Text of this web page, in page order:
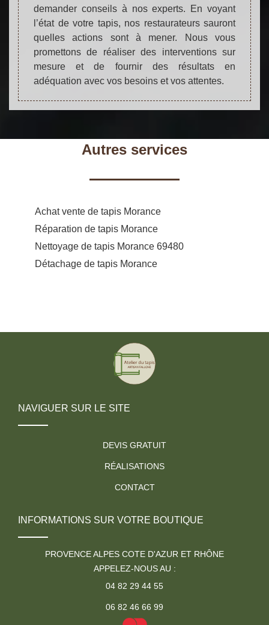
demander conseils à nos experts. En voyant
l’état de votre tapis, nos restaurateurs sauront
quelles actions sont à mener. Nous vous
promettons de réaliser des interventions sur
mesure et de fournir des résultats en
adéquation avec vos besoins et vos attentes.
Autres services
Achat vente de tapis Morance
Réparation de tapis Morance
Nettoyage de tapis Morance 69480
Détachage de tapis Morance
NAVIGUER SUR LE SITE
DEVIS GRATUIT
RÉALISATIONS
CONTACT
INFORMATIONS SUR VOTRE BOUTIQUE
PROVENCE ALPES COTE D'AZUR ET RHÔNE
APPELEZ-NOUS AU :
04 82 29 44 55
06 82 46 66 99